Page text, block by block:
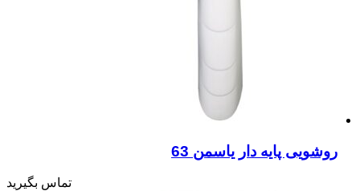
روشویی پایه دار یاسمن 63
تماس بگیرید